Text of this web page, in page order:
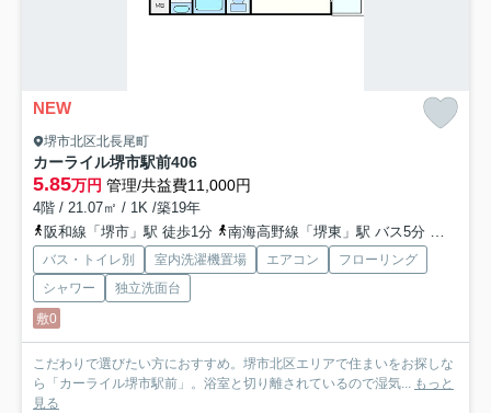
NEW
堺市北区北長尾町
カーライル堺市駅前406
5.85万円 管理/共益費11,000円
4階 / 21.07㎡ / 1K /築19年
阪和線「堺市」駅 徒歩1分
南海高野線「堺東」駅 バス5分 「阪和堺市駅前」 停歩1分
バス・トイレ別 室内洗濯機置場 エアコン
フローリング
シャワー
独立洗面台
敷0
こだわりで選びたい方におすすめ。堺市北区エリアで住まいをお探しな
ら「カーライル堺市駅前」。浴室と切り離されているので湿気... もっと
見る